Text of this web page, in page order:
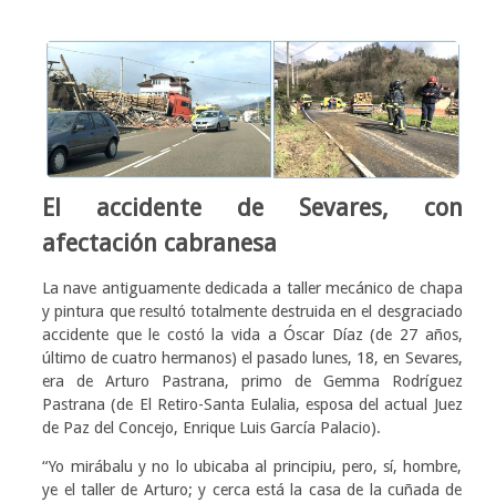
El accidente de Sevares, con
afectación cabranesa
La nave antiguamente dedicada a taller mecánico de chapa
y pintura que resultó totalmente destruida en el desgraciado
accidente que le costó la vida a Óscar Díaz (de 27 años,
último de cuatro hermanos) el pasado lunes, 18, en Sevares,
era de Arturo Pastrana, primo de Gemma Rodríguez
Pastrana (de El Retiro-Santa Eulalia, esposa del actual Juez
de Paz del Concejo, Enrique Luis García Palacio).
“Yo mirábalu y no lo ubicaba al principiu, pero, sí, hombre,
ye el taller de Arturo; y cerca está la casa de la cuñada de